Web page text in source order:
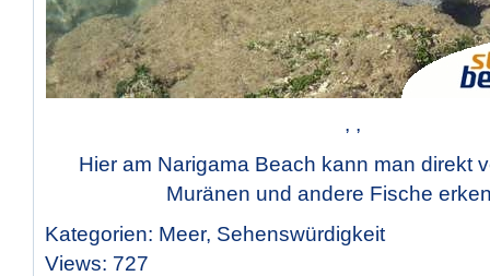
, ,
Hier am Narigama Beach kann man direkt
Muränen und andere Fische
Kategorien: Meer, Sehenswürdigkeit
Views: 727